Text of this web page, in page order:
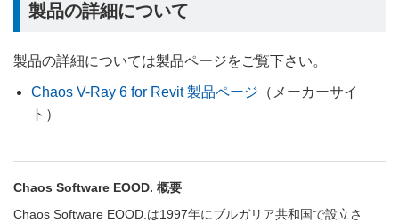
製品の詳細について
製品の詳細については製品ページをご覧下さい。
Chaos V-Ray 6 for Revit 製品ページ （メーカーサイ
ト）
Chaos Software EOOD. 概要
Chaos Software EOOD.は1997年にブルガリア共和国で設立さ